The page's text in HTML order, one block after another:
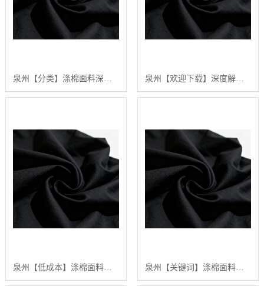
泉州【欢迎下载】深度解析：涤棉面料在现代纺织业中的应用与品质管理行业白皮书【精梳涤棉坯布长期供应合作案例】【有哪些?】
泉州【低成本】涤棉面料选购指南：2024年【高性价比】涤棉面料供应商排行【哪家好?】 泉州【关键词】涤棉面料选购指南：2024年五大高品质涤棉面料推荐【深度解析】【什么意思?】